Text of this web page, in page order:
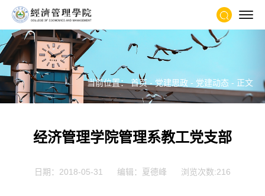
当前位置：首页- 党建思政 - 党建动态 - 正文
经济管理学院管理系教工党支部
日期：2018-05-31 编辑：夏德峰 浏览次数:216